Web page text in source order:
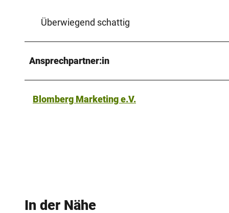
Überwiegend schattig
Ansprechpartner:in
Blomberg Marketing e.V.
In der Nähe